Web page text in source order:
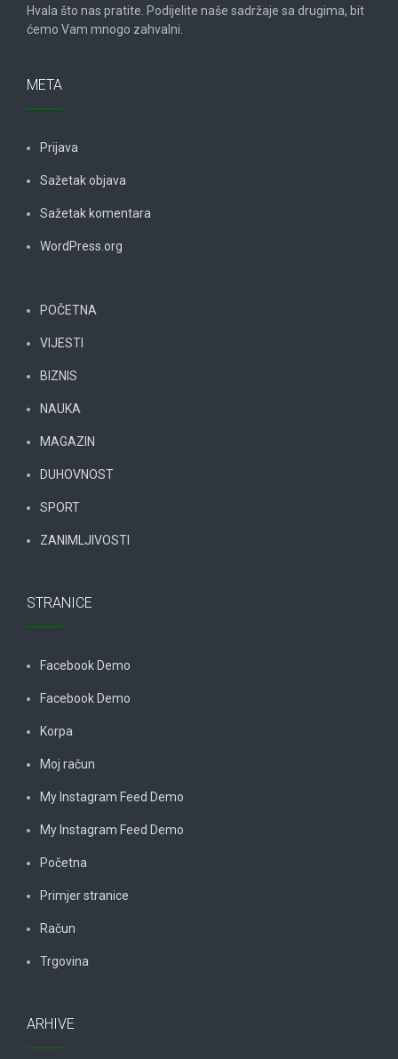
Hvala što nas pratite. Podijelite naše sadržaje sa drugima, bit
ćemo Vam mnogo zahvalni.
META
Prijava
Sažetak objava
Sažetak komentara
WordPress.org
POČETNA
VIJESTI
BIZNIS
NAUKA
MAGAZIN
DUHOVNOST
SPORT
ZANIMLJIVOSTI
STRANICE
Facebook Demo
Facebook Demo
Korpa
Moj račun
My Instagram Feed Demo
My Instagram Feed Demo
Početna
Primjer stranice
Račun
Trgovina
ARHIVE